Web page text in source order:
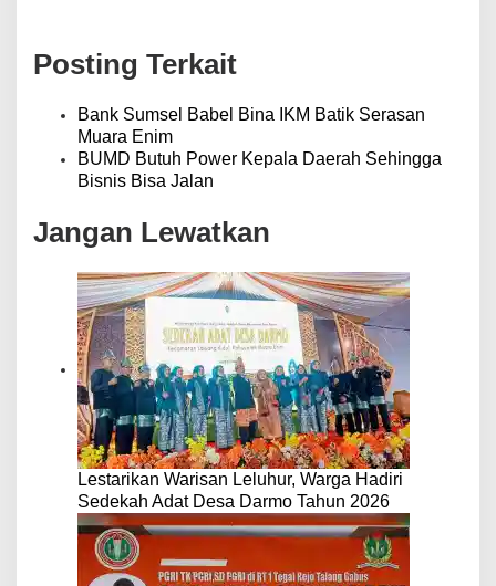
a
s
Posting Terkait
Bank Sumsel Babel Bina IKM Batik Serasan
Muara Enim
BUMD Butuh Power Kepala Daerah Sehingga
Bisnis Bisa Jalan
Jangan Lewatkan
Lestarikan Warisan Leluhur, Warga Hadiri
Sedekah Adat Desa Darmo Tahun 2026